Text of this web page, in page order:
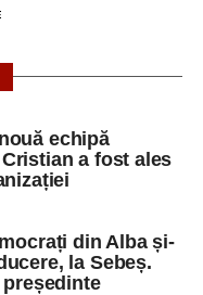
echipă
a fost ales
din Alba și-
la Sebeș.